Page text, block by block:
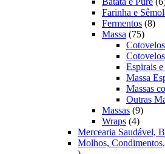
Farinha e
Fermentos 88
Massa 7575
Espirais
Massa
Massas
Outras
Massas 99
Wraps 44
Mercearia Saudável,
Molhos,